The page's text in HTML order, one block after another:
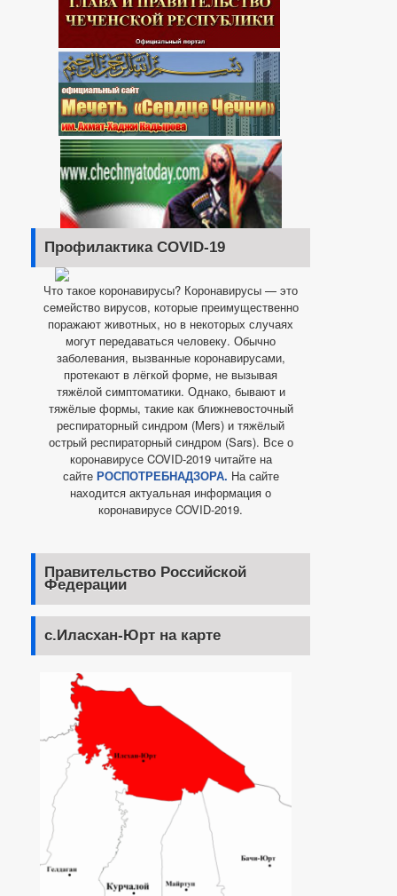
Профилактика COVID-19
Что такое коронавирусы? Коронавирусы — это
семейство вирусов, которые преимущественно
поражают животных, но в некоторых случаях
могут передаваться человеку. Обычно
заболевания, вызванные коронавирусами,
протекают в лёгкой форме, не вызывая
тяжёлой симптоматики. Однако, бывают и
тяжёлые формы, такие как ближневосточный
респираторный синдром (Mers) и тяжёлый
острый респираторный синдром (Sars). Все о
коронавирусе COVID-2019 читайте на
сайте РОСПОТРЕБНАДЗОРА. На сайте
находится актуальная информация о
коронавирусе COVID-2019.
Правительство Российской
Федерации
с.Иласхан-Юрт на карте